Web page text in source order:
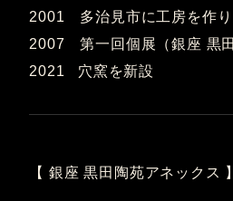
2001 多治見市に工房を作り
2007 第一回個展（銀座 黒田
2021 穴窯を新設
【 銀座 黒田陶苑アネックス 】